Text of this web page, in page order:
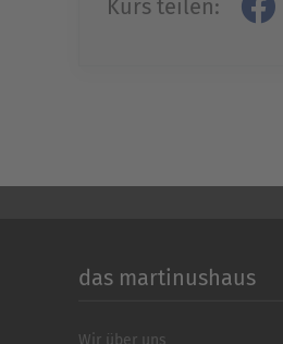
Kurs teilen:
das martinushaus